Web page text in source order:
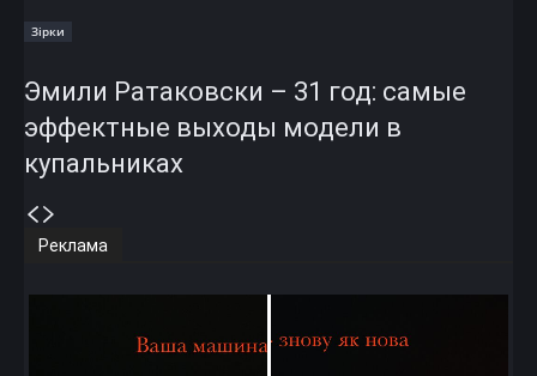
Зірки
Эмили Ратаковски – 31 год: самые
эффектные выходы модели в
купальниках
Реклама